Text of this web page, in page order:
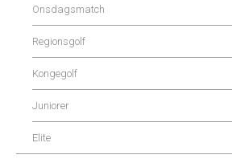
Onsdagsmatch
Regionsgolf
Kongegolf
Juniorer
Elite